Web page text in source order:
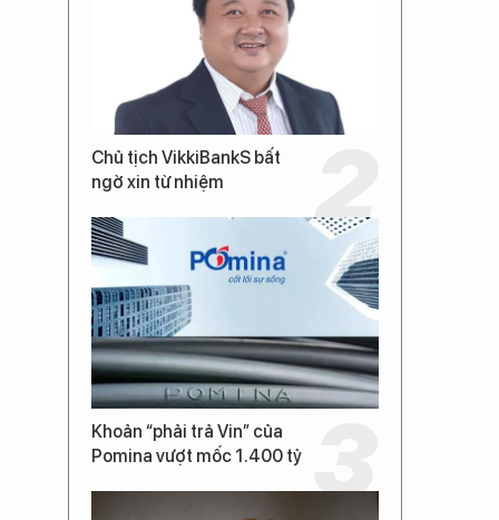
Chủ tịch VikkiBankS bất
ngờ xin từ nhiệm
Khoản “phải trả Vin” của
Pomina vượt mốc 1.400 tỷ